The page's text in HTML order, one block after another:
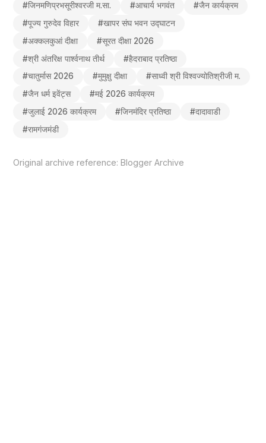
#जिनमणिप्रभसूरीश्वरजी म.सा. #आचार्य भगवंत #जैन कार्यक्रम
#पूज्य गुरुदेव विहार #खापर संघ भवन उद्घाटन
#अक्कलकुआं दीक्षा #सूरत दीक्षा 2026
#श्री अंतरिक्ष पार्श्वनाथ तीर्थ #हैदराबाद प्रतिष्ठा
#चातुर्मास 2026 #मुमुक्षु दीक्षा #साध्वी श्री विश्वज्योतिश्रीजी म.
#जैन धर्म इवेंट्स #मई 2026 कार्यक्रम
#जुलाई 2026 कार्यक्रम #जिनमंदिर प्रतिष्ठा #दादावाडी
#रामगंजमंडी
Original archive reference:Blogger Archive